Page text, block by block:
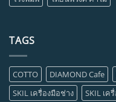
TAGS
COTTO DIAMOND Cafe
SKIL เครื่องมือช่าง
SKIL เค